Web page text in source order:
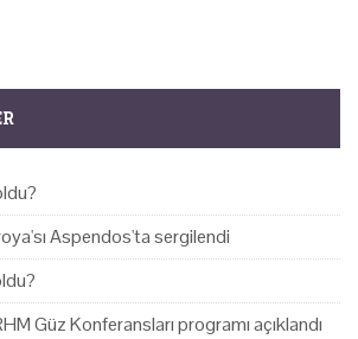
Aspendos'ta sergilendi
Güz Konferansları programı açıklandı